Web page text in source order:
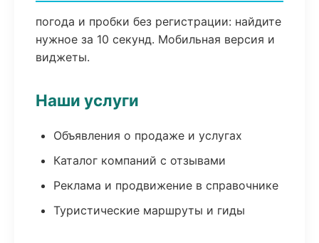
погода и пробки без регистрации: найдите
нужное за 10 секунд. Мобильная версия и
виджеты.
Наши услуги
Объявления о продаже и услугах
Каталог компаний с отзывами
Реклама и продвижение в справочнике
Туристические маршруты и гиды